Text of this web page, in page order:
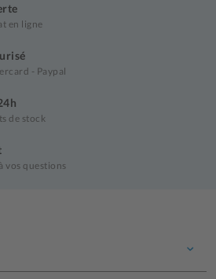
en ligne
- Paypal
de stock
vos questions